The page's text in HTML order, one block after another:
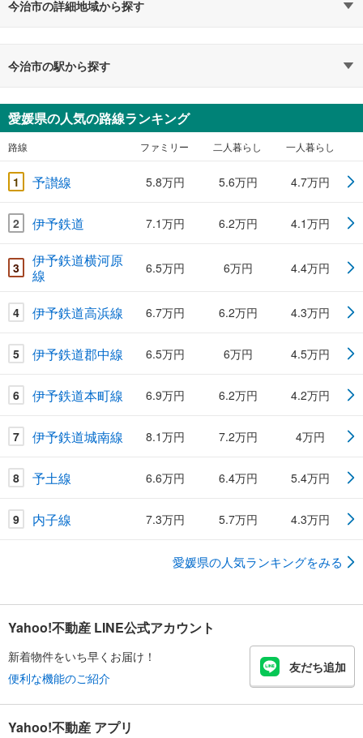
今治市の詳細地域から探す
今治市の駅から探す
愛媛県の人気の路線ランキング
路線 ファミリー 二人暮らし 一人暮らし
1 予讃線 5.8万円 5.6万円 4.7万円
2 伊予鉄道 7.1万円 6.2万円 4.1万円
3
伊予鉄道横河原
線
6.5万円 6万円 4.4万円
4 伊予鉄道高浜線 6.7万円 6.2万円 4.3万円
5 伊予鉄道郡中線 6.5万円 6万円 4.5万円
6 伊予鉄道本町線 6.9万円 6.2万円 4.2万円
7 伊予鉄道城南線 8.1万円 7.2万円 4万円
8 予土線 6.6万円 6.4万円 5.4万円
9 内子線 7.3万円 5.7万円 4.3万円
愛媛県の人気ランキングをみる
Yahoo!不動産 LINE公式アカウント
新着物件をいち早くお届け！
便利な機能のご紹介
友だち追加
Yahoo!不動産 アプリ